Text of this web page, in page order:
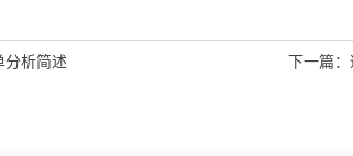
分析简述 下一篇：